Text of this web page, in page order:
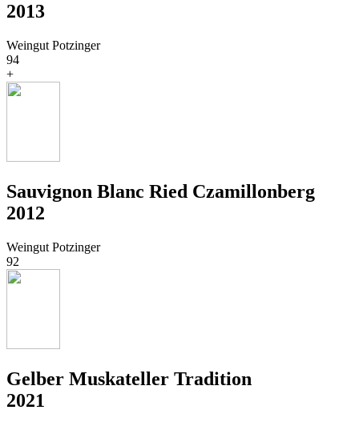
2013
Weingut Potzinger
94
+
Sauvignon Blanc Ried Czamillonberg
2012
Weingut Potzinger
92
Gelber Muskateller Tradition
2021